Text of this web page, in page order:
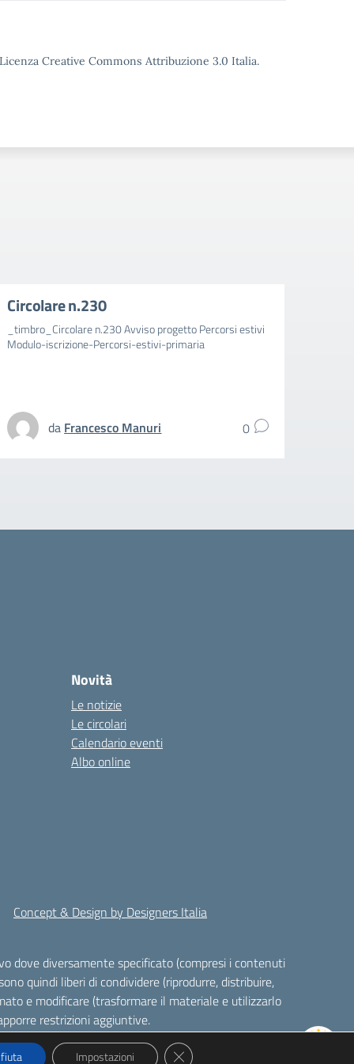
Creative Commons Attribuzione 3.0 Italia.
Circolare n.230
_timbro_Circolare n.230 Avviso progetto Percorsi estivi
Modulo-iscrizione-Percorsi-estivi-primaria
da Francesco Manuri 0
Novità
Le notizie
Le circolari
Calendario eventi
Albo online
Concept & Design by Designers Italia
dove diversamente specificato (compresi i contenuti
quindi liberi di condividere (riprodurre, distribuire,
e modificare (trasformare il materiale e utilizzarlo
restrizioni aggiuntive.
Impostazioni Close GDPR Cookie Banner